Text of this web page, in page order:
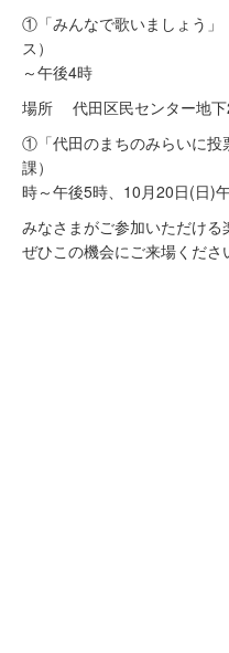
①「みんなで歌いましょう」
ス） 10月
～午後4時
場所 代田区民センター地下
①「代田のまちのみらいに投
課） 10月
時～午後5時、10月20日(日)
みなさまがご参加いただけ
ぜひこの機会にご来場くださ